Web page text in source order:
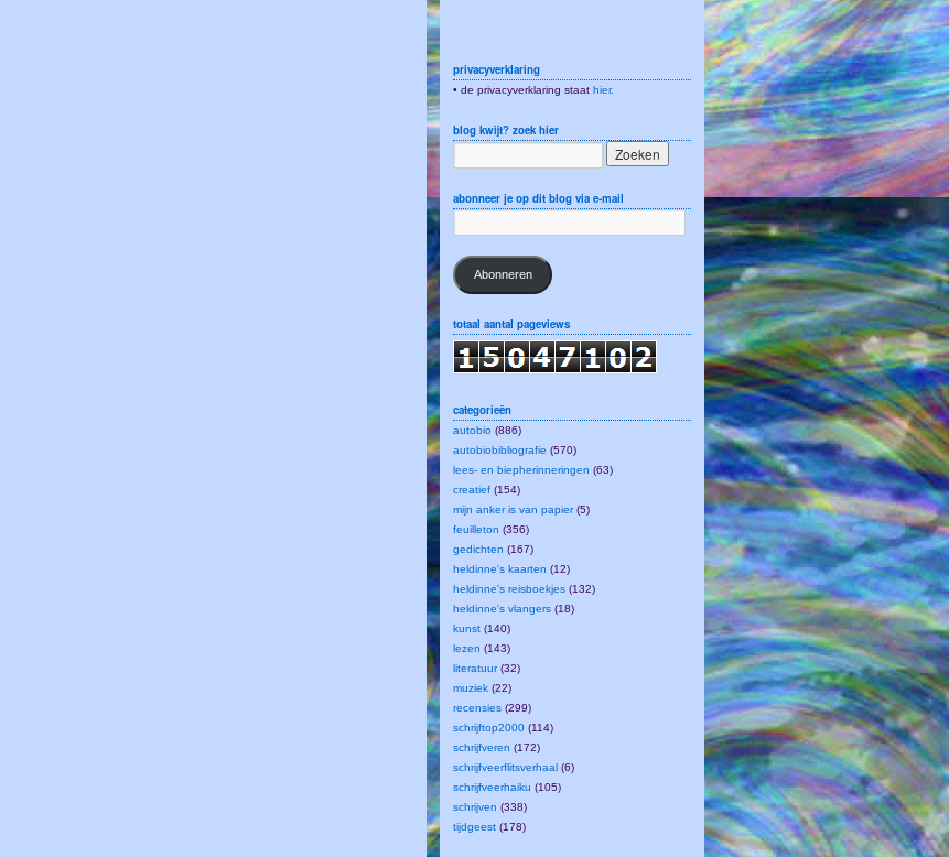
privacyverklaring
• de privacyverklaring staat hier.
blog kwijt? zoek hier
abonneer je op dit blog via e-mail
Abonneren
totaal aantal pageviews
categorieën
autobio (886)
autobiobibliografie (570)
lees- en biepherinneringen (63)
creatief (154)
mijn anker is van papier(5)
feuilleton (356)
gedichten (167)
heldinne's kaarten (12)
heldinne's reisboekjes (132)
heldinne's vlangers (18)
kunst (140)
lezen (143)
literatuur(32)
muziek (22)
recensies (299)
schrijftop2000 (114)
schrijfveren (172)
schrijfveerflitsverhaal (6)
schrijfveerhaiku (105)
schrijven (338)
tijdgeest (178)